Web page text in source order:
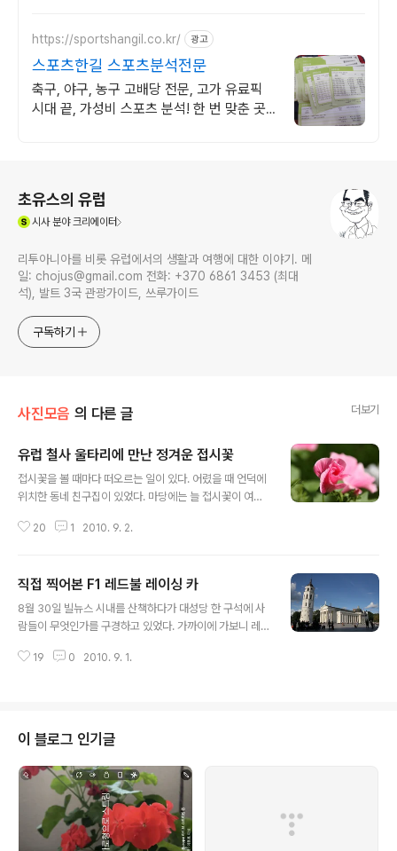
https://sportshangil.co.kr/ 광고
스포츠한길 스포츠분석전문
축구, 야구, 농구 고배당 전문, 고가 유료픽
시대 끝, 가성비 스포츠 분석! 한 번 맞춘 곳
초유스의 유럽
시사분야 크리에이터
리투아니아를 비롯 유럽에서의 생활과 여행에 대한 이야기. 메
일: chojus@gmail.com 전화: +370 6861 3453 (최대
석), 발트 3국 관광가이드, 쓰루가이드
구독하기
사진모음 의 다른 글 더보기
유럽 철사 울타리에 만난 정겨운 접시꽃
접시꽃을 볼 때마다 떠오르는 일이 있다. 어렸을 때 언덕에
위치한 동네 친구집이 있었다. 마당에는 늘 접시꽃이 여름
접시꽃을 보게 되어 한국의 어린 시절이 떠올랐다. 접시꽃
울타리 등에 심고 있다.
20 1 2010. 9. 2.
직접 찍어본 F1 레드불 레이싱 카
8월 30일 빌뉴스 시내를 산책하다가 대성당 한 구석에 사
람들이 무엇인가를 구경하고 있었다. 가까이에 가보니 레
싱 팀에 속한 차로 데이비드 쿨사드(David Coulthard)
의 로고가 부착되어 있어 눈길을 끌었다. 레드불 레이싱 팀
은 전 세계적으로 5천만명의 팬을 두고 있는 것으로 알려
져 있다. TV 중계를 통해서 본 레드불 레이싱 카를 이렇게
직접 보게 되자 내 카메라는 연신 촬각소리를 쏟아냈다. 한
번만이라도 이 차를 타고 총알처럼 달려보고 싶은 ..
19 0 2010. 9. 1.
이 블로그 인기글